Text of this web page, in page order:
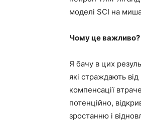
моделі SCI на
Чому це важливо?
Я бачу в цих
які страждають
компенсації
потенційно,
зростанню і